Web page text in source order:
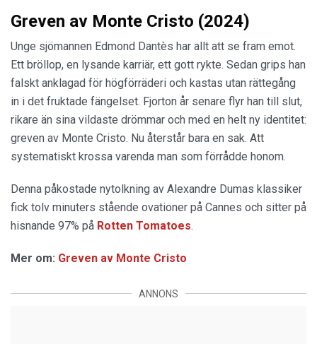
Greven av Monte Cristo (2024)
Unge sjömannen Edmond Dantès har allt att se fram emot.
Ett bröllop, en lysande karriär, ett gott rykte. Sedan grips han
falskt anklagad för högförräderi och kastas utan rättegång
in i det fruktade fängelset. Fjorton år senare flyr han till slut,
rikare än sina vildaste drömmar och med en helt ny identitet:
greven av Monte Cristo. Nu återstår bara en sak. Att
systematiskt krossa varenda man som förrådde honom.
Denna påkostade nytolkning av Alexandre Dumas klassiker
fick tolv minuters stående ovationer på Cannes och sitter på
hisnande 97% på Rotten Tomatoes.
Mer om: Greven av Monte Cristo
ANNONS